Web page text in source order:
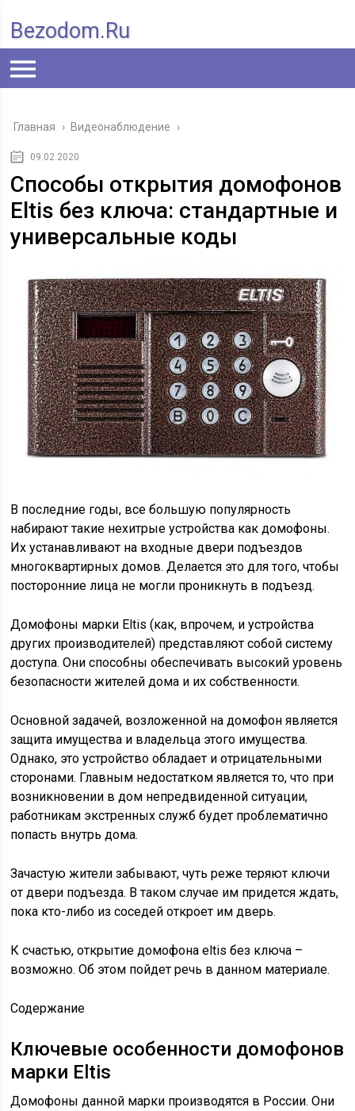
Bezodom.ru
Главная › Видеонаблюдение ›
09.02.2020
Способы открытия домофонов
Eltis без ключа: стандартные и
универсальные коды
В последние годы, все большую популярность
набирают такие нехитрые устройства как домофоны.
Их устанавливают на входные двери подъездов
многоквартирных домов. Делается это для того, чтобы
посторонние лица не могли проникнуть в подъезд.
Домофоны марки Eltis (как, впрочем, и устройства
других производителей) представляют собой систему
доступа. Они способны обеспечивать высокий уровень
безопасности жителей дома и их собственности.
Основной задачей, возложенной на домофон является
защита имущества и владельца этого имущества.
Однако, это устройство обладает и отрицательными
сторонами. Главным недостатком является то, что при
возникновении в дом непредвиденной ситуации,
работникам экстренных служб будет проблематично
попасть внутрь дома.
Зачастую жители забывают, чуть реже теряют ключи
от двери подъезда. В таком случае им придется ждать,
пока кто-либо из соседей откроет им дверь.
К счастью, открытие домофона eltis без ключа –
возможно. Об этом пойдет речь в данном материале.
Содержание
Ключевые особенности домофонов
марки Eltis
Домофоны данной марки производятся в России. Они